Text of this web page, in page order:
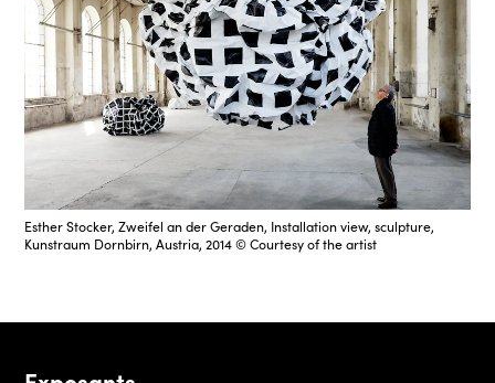
Esther Stocker, Zweifel an der Geraden, Installation view, sculpture,
Kunstraum Dornbirn, Austria, 2014 © Courtesy of the artist